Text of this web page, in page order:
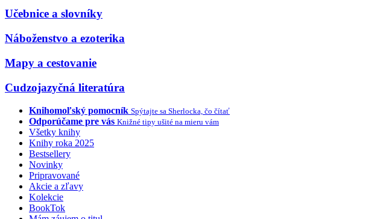
Učebnice a slovníky
Náboženstvo a ezoterika
Mapy a cestovanie
Cudzojazyčná literatúra
Knihomoľský pomocník Spýtajte sa Sherlocka, čo čítať
Odporúčame pre vás Knižné tipy ušité na mieru vám
Všetky knihy
Knihy roka 2025
Bestsellery
Novinky
Pripravované
Akcie a zľavy
Kolekcie
BookTok